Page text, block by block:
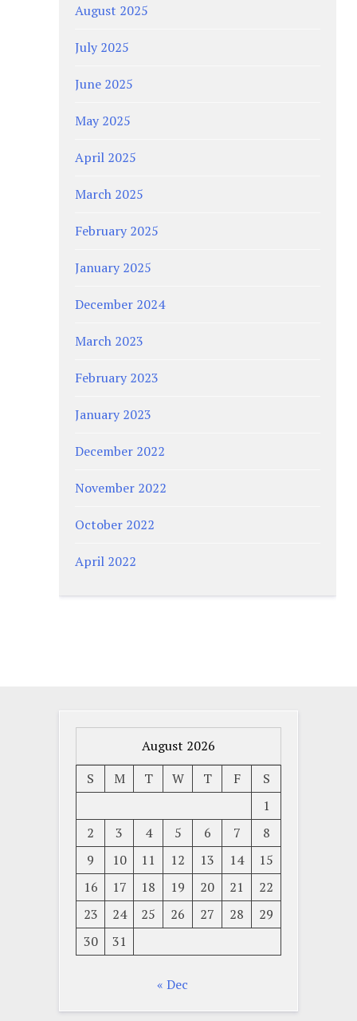
August 2025
July 2025
June 2025
May 2025
April 2025
March 2025
February 2025
January 2025
December 2024
March 2023
February 2023
January 2023
December 2022
November 2022
October 2022
April 2022
August 2026
S
M T W T F
S
1
2
3 4 5 6 7
8
9
10 11 12 13 14
15
16
17 18 19 20 21
22
23
24 25 26 27 28
29
30
31
« Dec